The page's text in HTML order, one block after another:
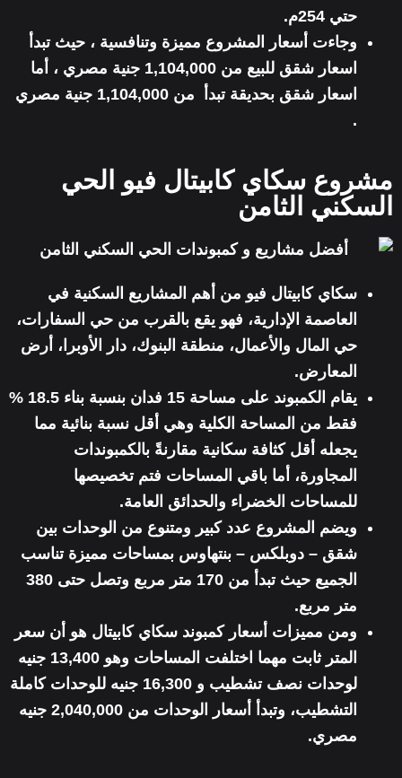
حتي 254م.
وجاءت أسعار المشروع مميزة وتنافسية ، حيث تبدأ
اسعار شقق للبيع من 1,104,000 جنية مصري ، أما
اسعار شقق بحديقة تبدأ من 1,104,000 جنية مصري
.
مشروع سكاي كابيتال فيو الحي
السكني الثامن
سكاي كابيتال فيو من أهم المشاريع السكنية في
العاصمة الإدارية، فهو يقع بالقرب من حي السفارات،
حي المال والأعمال، منطقة البنوك، دار الأوبرا، أرض
المعارض.
يقام الكمبوند على مساحة 15 فدان بنسبة بناء 18.5 %
فقط من المساحة الكلية وهي أقل نسبة بنائية مما
يجعله أقل كثافة سكانية مقارنةً بالكمبوندات
المجاورة، أما باقي المساحات فتم تخصيصها
للمساحات الخضراء والحدائق العامة.
ويضم المشروع عدد كبير ومتنوع من الوحدات بين
شقق – دوبلكس – بنتهاوس بمساحات مميزة تناسب
الجميع حيث تبدأ من 170 متر مربع وتصل حتى 380
متر مربع.
ومن مميزات أسعار كمبوند سكاي كابيتال هو أن سعر
المتر ثابت مهما اختلفت المساحات وهو 13,400 جنيه
لوحدات نصف تشطيب و 16,300 جنيه للوحدات كاملة
التشطيب، وتبدأ أسعار الوحدات من 2,040,000 جنيه
مصري.